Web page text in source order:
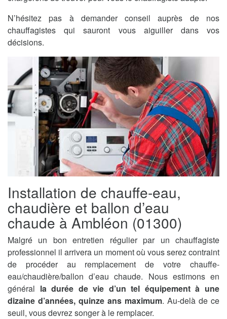
N’hésitez pas à demander conseil auprès de nos
chauffagistes qui sauront vous aiguiller dans vos
décisions.
Installation de chauffe-eau,
chaudière et ballon d’eau
chaude à Ambléon (01300)
Malgré un bon entretien régulier par un chauffagiste
professionnel il arrivera un moment où vous serez contraint
de procéder au remplacement de votre chauffe-
eau/chaudière/ballon d’eau chaude. Nous estimons en
général la durée de vie d’un tel équipement à une
dizaine d’années, quinze ans maximum. Au-delà de ce
seuil, vous devrez songer à le remplacer.